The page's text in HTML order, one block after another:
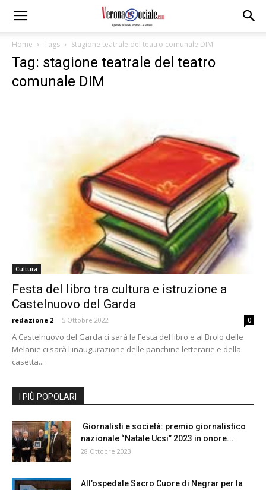
Home Tags Stagione teatrale del teatro comunale DIM
Tag: stagione teatrale del teatro
comunale DIM
Cultura
Festa del libro tra cultura e istruzione a
Castelnuovo del Garda
redazione 2 - 5 Ottobre 2022 0
A Castelnuovo del Garda ci sarà la Festa del libro e al Brolo delle
Melanie ci sarà l'inaugurazione delle panchine letterarie e della
casetta...
I PIÙ POPOLARI
Giornalisti e società: premio giornalistico
nazionale “Natale Ucsi” 2023 in onore...
28 Ottobre 2023
All’ospedale Sacro Cuore di Negrar per la